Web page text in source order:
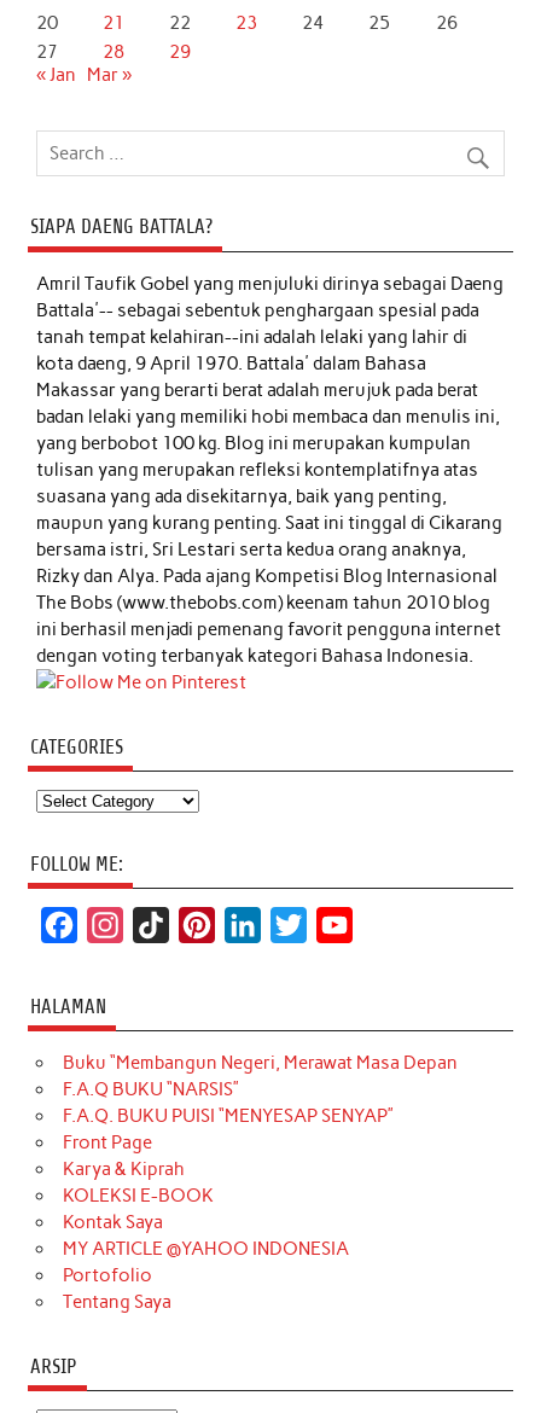
20
21 22 23 24 25
26
27
28
29
« Jan
Mar »
SIAPA DAENG BATTALA?
Amril Taufik Gobelyang menjuluki dirinya sebagai Daeng
Battala'-- sebagai sebentuk penghargaan spesial pada
tanah tempat kelahiran--ini adalah lelaki yang lahir di
kota daeng, 9 April 1970. Battala' dalam Bahasa
Makassar yang berarti berat adalah merujuk pada berat
badan lelaki yang memiliki hobi membaca dan menulis ini,
yang berbobot 100 kg. Blog ini merupakan kumpulan
tulisan yang merupakan refleksi kontemplatifnya atas
suasana yang ada disekitarnya, baik yang penting,
maupun yang kurang penting. Saat ini tinggal di Cikarang
bersama istri, Sri Lestari serta kedua orang anaknya,
Rizky dan Alya. Pada ajang Kompetisi Blog Internasional
The Bobs (www.thebobs.com) keenam tahun 2010 blog
ini berhasil menjadi pemenang favorit pengguna internet
dengan voting terbanyak kategori Bahasa Indonesia.
CATEGORIES
Categories
FOLLOW ME:
c
e
b
o
o
k
t
a
g
r
a
m
T
o
k
t
e
r
k
e
d
t
t
e
T
u
b
HALAMAN
Buku “Membangun Negeri, Merawat Masa Depan
F.A.Q BUKU “NARSIS”
F.A.Q. BUKU PUISI “MENYESAP SENYAP”
Front Page
Karya & Kiprah
KOLEKSI E-BOOK
Kontak Saya
MY ARTICLE @YAHOO INDONESIA
Portofolio
Tentang Saya
ARSIP